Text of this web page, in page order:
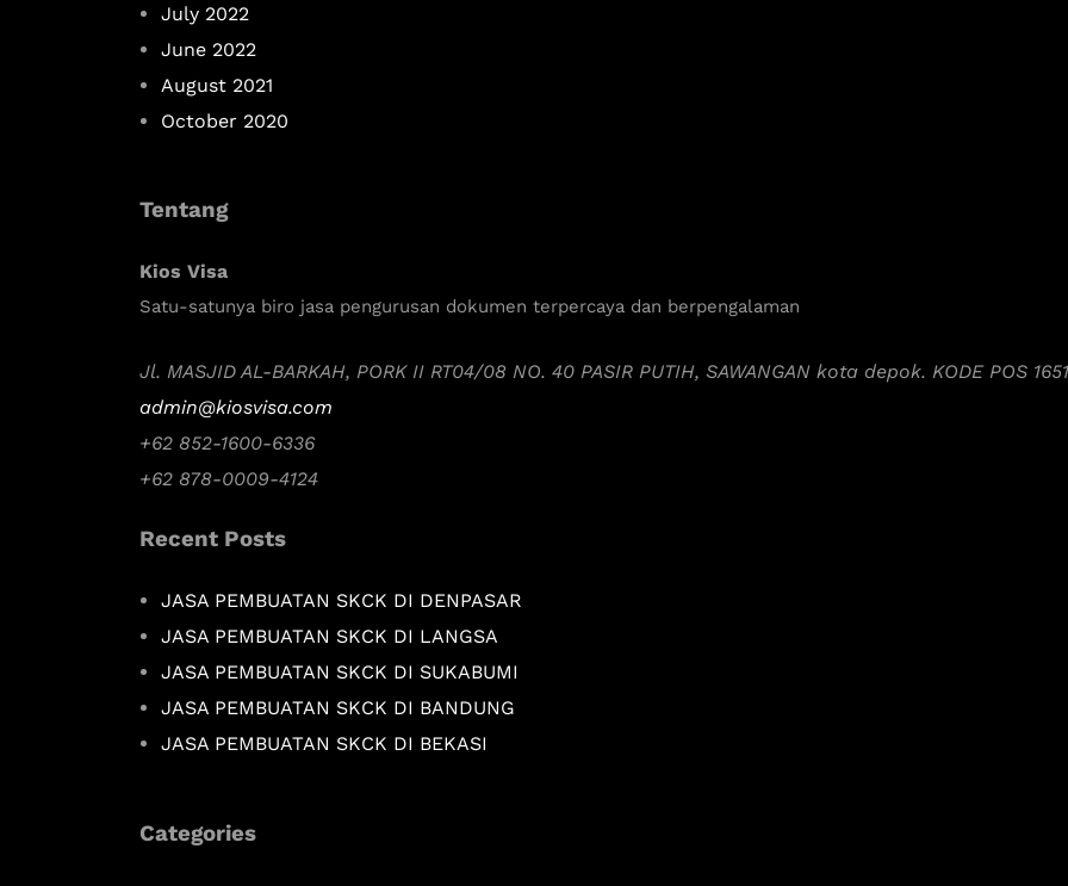
July 2022
June 2022
August 2021
October 2020
Tentang
Kios Visa
Satu-satunya biro jasa pengurusan dokumen terpercaya dan berpengalaman
Jl. MASJID AL-BARKAH, PORK II RT04/08 NO. 40 PASIR PUTIH, SAWANGAN kota depok. KODE POS
admin@kiosvisa.com
+62 852-1600-6336
+62 878-0009-4124
Recent Posts
JASA PEMBUATAN SKCK DI DENPASAR
JASA PEMBUATAN SKCK DI LANGSA
JASA PEMBUATAN SKCK DI SUKABUMI
JASA PEMBUATAN SKCK DI BANDUNG
JASA PEMBUATAN SKCK DI BEKASI
Categories